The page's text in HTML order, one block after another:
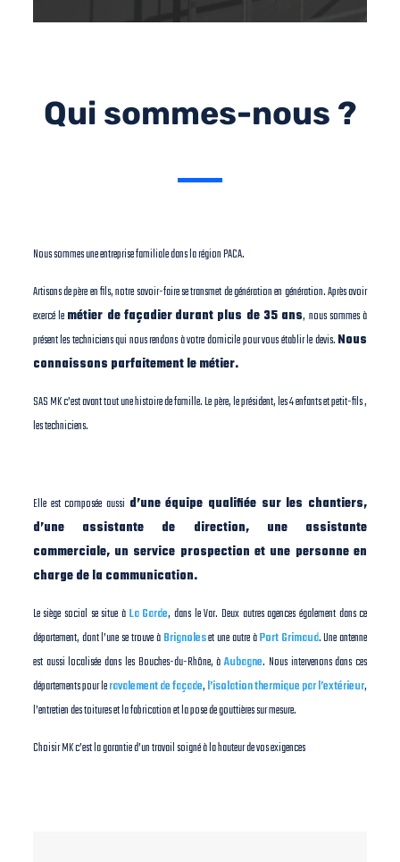
Qui sommes-nous ?
Nous sommes une entreprise familiale dans la région PACA.
Artisans de père en fils, notre savoir-faire se transmet de génération en génération. Après avoir
exercé lemétier de façadierdurant plus de 35 ans, nous sommes à
présent les techniciens qui nous rendons à votre domicile pour vous établir le devis.Nous
connaissons parfaitement le métier.
SAS MK c’est avant tout une histoire de famille. Le père, le président, les 4 enfants et petit-fils ,
les techniciens.
Elle est composée aussi d’une équipe qualifiée sur les chantiers,
d’une assistante de direction, une assistante
commerciale, un service prospection et une personne en
charge de la communication.
Le siège social se situe àLa Garde, dans le Var. Deux autres agences également dans ce
département, dont l’une se trouve àBrignoleset une autre àPort Grimaud. Une antenne
est aussi localisée dans les Bouches-du-Rhône, àAubagne. Nous intervenons dans ces
départements pour leravalement de façade,l’isolation thermique par l’extérieur,
l’entretien des toitures et la fabrication et la pose de gouttières sur mesure.
Choisir MK c’est la garantie d’un travail soigné à la hauteur de vos exigences